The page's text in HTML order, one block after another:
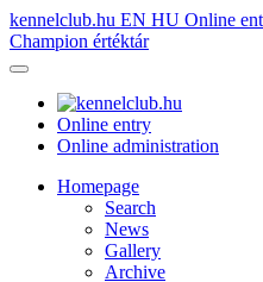
kennelclub.hu EN HU Online
Champion értéktár
Online entry
Online administration
Homepage
Search
News
Gallery
Archive